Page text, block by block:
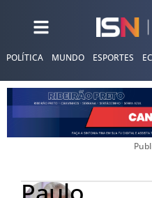
POLÍTICA MUNDO ESPORTES